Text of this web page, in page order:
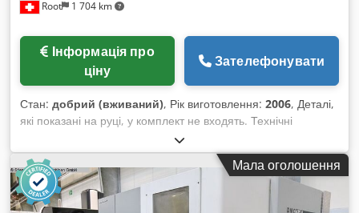
Root 1 704 km
ціну
Зателефонувати
Стан: добрий (вживаний), Рік виготовлення: 2006, Деталі,
які показані на руці, у комплект не входять. Технічні
характеристики вказані на фото. Cedpfjzk Iw Aox Amgorf
Мала оголошення